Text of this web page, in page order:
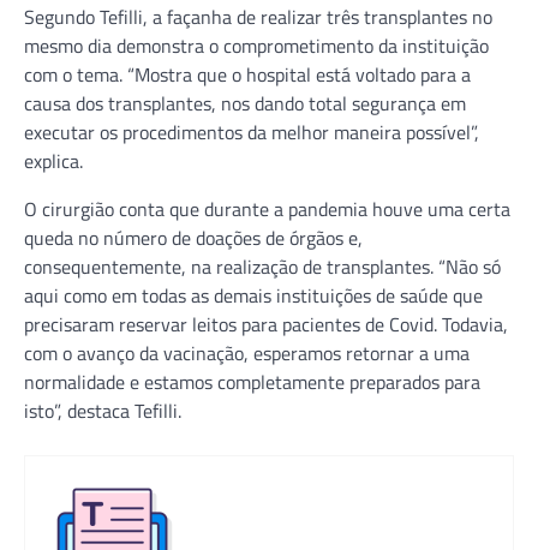
Segundo Tefilli, a façanha de realizar três transplantes no
mesmo dia demonstra o comprometimento da instituição
com o tema. “Mostra que o hospital está voltado para a
causa dos transplantes, nos dando total segurança em
executar os procedimentos da melhor maneira possível”,
explica.
O cirurgião conta que durante a pandemia houve uma certa
queda no número de doações de órgãos e,
consequentemente, na realização de transplantes. “Não só
aqui como em todas as demais instituições de saúde que
precisaram reservar leitos para pacientes de Covid. Todavia,
com o avanço da vacinação, esperamos retornar a uma
normalidade e estamos completamente preparados para
isto”, destaca Tefilli.